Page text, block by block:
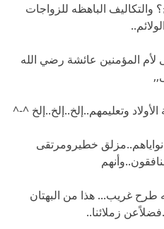
والتكاليف الباهظه للزواجات
لأم المؤمنين عائشة رضي الله
وتعليمهم..إلخ..إلخ..إلخ ^-^
نواياهم..مزلق خطيرومرتقى
طرح غريب... هذا من البهتان
زملائنا..